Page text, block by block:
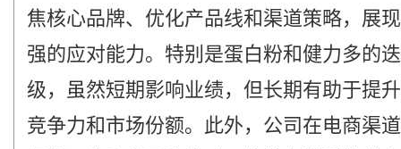
焦核心品牌、优化产品线和渠道策略，展
强的应对能力。特别是蛋白粉和健力多的
级，虽然短期影响业绩，但长期有助于提
竞争力和市场份额。此外，公司在电商渠